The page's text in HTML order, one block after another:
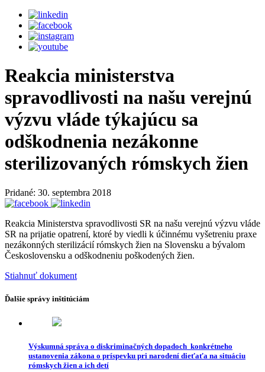
Reakcia ministerstva
spravodlivosti na našu verejnú
výzvu vláde týkajúcu sa
odškodnenia nezákonne
sterilizovaných rómskych žien
Pridané: 30. septembra 2018
Reakcia Ministerstva spravodlivosti SR na našu verejnú výzvu vláde
SR na prijatie opatrení, ktoré by viedli k účinnému vyšetreniu praxe
nezákonných sterilizácií rómskych žien na Slovensku a bývalom
Československu a odškodneniu poškodených žien.
Stiahnuť dokument
Ďalšie správy inštitúciám
Výskumná správa o diskriminačných dopadoch konkrétneho
ustanovenia zákona o príspevku pri narodení dieťaťa na situáciu
rómskych žien a ich detí